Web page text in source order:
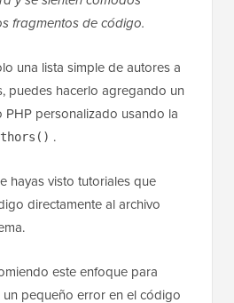
fragmentos de código.
una lista simple de autores a
puedes hacerlo agregando un
personalizado usando la
.
hayas visto tutoriales que
directamente al archivo
este enfoque para
un pequeño error en el código